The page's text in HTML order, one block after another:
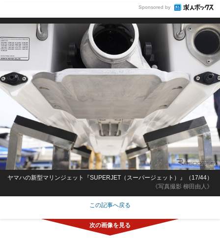
Sponsored by
《写真撮影 柳田由人》
ヤマハの新型マリンジェット『SUPERJET（スーパージェット）』（17/44）
この記事へ戻る